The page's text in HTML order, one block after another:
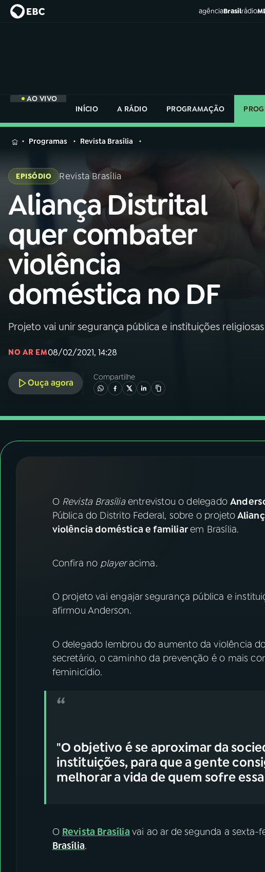
agênciaBrasilrádio
AO VIVO
INÍCIO
A RÁDIO PROGRAMAÇÃO
MENU
Buscar
na
Rádio
Nacional
01INÍCIO
02A RÁDIO
03PROGRAMAÇÃO
05PODCASTS
FESTIVAL DE MÚSICA
ACOMPANHE A RÁDIO NACIONAL
na
Rádio
Nacional
Programas Revista Brasília
EPISÓDIO Revista Brasília
Aliança Distrital
quer combater
violência
doméstica no DF
Projeto vai unir segurança pública e instituições religiosas
NO AR EM08/02/2021, 14:28
Ouça agora
Compartilhe
ORevista Brasíliaentrevistou o delegado
Pública do Distrito Federal, sobre o projeto
violência doméstica e familiarem Brasília.
Confira no playeracima.
O projeto vai engajar segurança pública e
afirmou Anderson.
O delegado lembrou do aumento da violência
secretário, o caminho da prevenção é o mais
feminicídio.
"O objetivo é se aproximar da
instituições, para que a gente
melhorar a vida de quem sofre
O Revista Brasília vai ao ar de segunda a sexta-
Brasília.